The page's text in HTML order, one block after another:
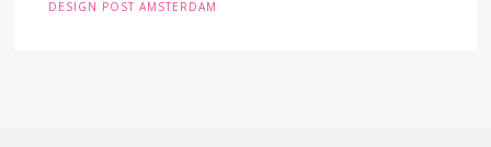
DESIGN POST AMSTERDAM